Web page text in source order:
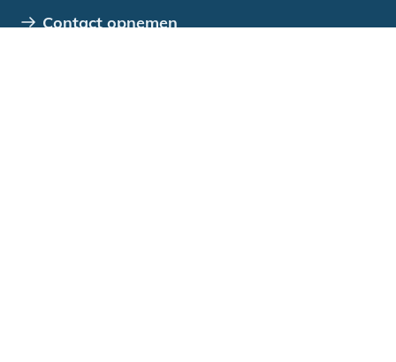
Contact opnemen